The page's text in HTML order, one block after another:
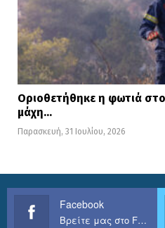
Οριοθετήθηκε η φωτιά
μάχη…
Παρασκευή, 31 Ιουλίου, 2026
Facebook
Βρείτε μας στο Facebook